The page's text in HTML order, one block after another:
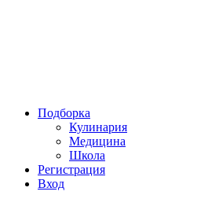
Подборка
Кулинария
Медицина
Школа
Регистрация
Вход